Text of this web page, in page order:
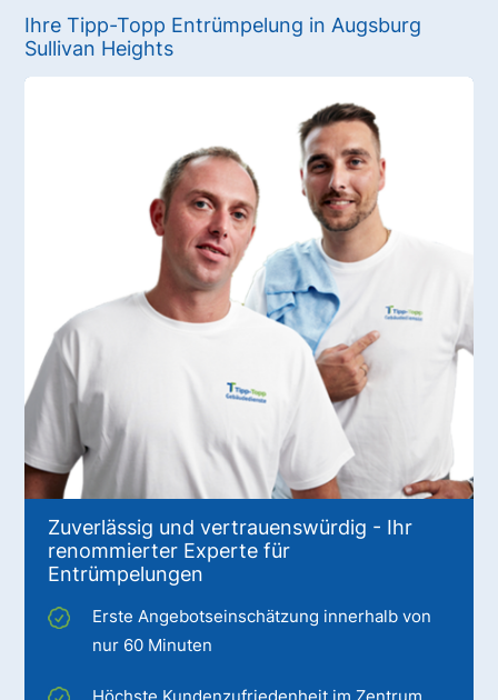
Ihre Tipp-Topp Entrümpelung in Augsburg
Sullivan Heights
Zuverlässig und vertrauenswürdig - Ihr
renommierter Experte für
Entrümpelungen
Erste Angebotseinschätzung innerhalb von
nur 60 Minuten